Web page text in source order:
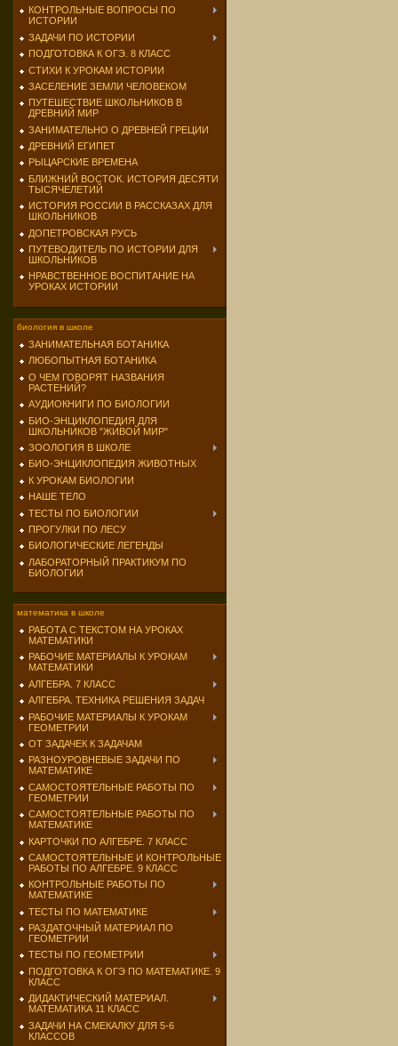
КОНТРОЛЬНЫЕ ВОПРОСЫ ПО
ИСТОРИИ
ЗАДАЧИ ПО ИСТОРИИ
ПОДГОТОВКА К ОГЭ. 8 КЛАСС
СТИХИ К УРОКАМ ИСТОРИИ
ЗАСЕЛЕНИЕ ЗЕМЛИ ЧЕЛОВЕКОМ
ПУТЕШЕСТВИЕ ШКОЛЬНИКОВ В
ДРЕВНИЙ МИР
ЗАНИМАТЕЛЬНО О ДРЕВНЕЙ ГРЕЦИИ
ДРЕВНИЙ ЕГИПЕТ
РЫЦАРСКИЕ ВРЕМЕНА
БЛИЖНИЙ ВОСТОК. ИСТОРИЯ ДЕСЯТИ
ТЫСЯЧЕЛЕТИЙ
ИСТОРИЯ РОССИИ В РАССКАЗАХ ДЛЯ
ШКОЛЬНИКОВ
ДОПЕТРОВСКАЯ РУСЬ
ПУТЕВОДИТЕЛЬ ПО ИСТОРИИ ДЛЯ
ШКОЛЬНИКОВ
НРАВСТВЕННОЕ ВОСПИТАНИЕ НА
УРОКАХ ИСТОРИИ
биология в школе
ЗАНИМАТЕЛЬНАЯ БОТАНИКА
ЛЮБОПЫТНАЯ БОТАНИКА
О ЧЕМ ГОВОРЯТ НАЗВАНИЯ
РАСТЕНИЙ?
АУДИОКНИГИ ПО БИОЛОГИИ
БИО-ЭНЦИКЛОПЕДИЯ ДЛЯ
ШКОЛЬНИКОВ "ЖИВОЙ МИР"
ЗООЛОГИЯ В ШКОЛЕ
БИО-ЭНЦИКЛОПЕДИЯ ЖИВОТНЫХ
К УРОКАМ БИОЛОГИИ
НАШЕ ТЕЛО
ТЕСТЫ ПО БИОЛОГИИ
ПРОГУЛКИ ПО ЛЕСУ
БИОЛОГИЧЕСКИЕ ЛЕГЕНДЫ
ЛАБОРАТОРНЫЙ ПРАКТИКУМ ПО
БИОЛОГИИ
математика в школе
РАБОТА С ТЕКСТОМ НА УРОКАХ
МАТЕМАТИКИ
РАБОЧИЕ МАТЕРИАЛЫ К УРОКАМ
МАТЕМАТИКИ
АЛГЕБРА. 7 КЛАСС
АЛГЕБРА. ТЕХНИКА РЕШЕНИЯ ЗАДАЧ
РАБОЧИЕ МАТЕРИАЛЫ К УРОКАМ
ГЕОМЕТРИИ
ОТ ЗАДАЧЕК К ЗАДАЧАМ
РАЗНОУРОВНЕВЫЕ ЗАДАЧИ ПО
МАТЕМАТИКЕ
САМОСТОЯТЕЛЬНЫЕ РАБОТЫ ПО
ГЕОМЕТРИИ
САМОСТОЯТЕЛЬНЫЕ РАБОТЫ ПО
МАТЕМАТИКЕ
КАРТОЧКИ ПО АЛГЕБРЕ. 7 КЛАСС
САМОСТОЯТЕЛЬНЫЕ И КОНТРОЛЬНЫЕ
РАБОТЫ ПО АЛГЕБРЕ. 9 КЛАСС
КОНТРОЛЬНЫЕ РАБОТЫ ПО
МАТЕМАТИКЕ
ТЕСТЫ ПО МАТЕМАТИКЕ
РАЗДАТОЧНЫЙ МАТЕРИАЛ ПО
ГЕОМЕТРИИ
ТЕСТЫ ПО ГЕОМЕТРИИ
ПОДГОТОВКА К ОГЭ ПО МАТЕМАТИКЕ. 9
КЛАСС
ДИДАКТИЧЕСКИЙ МАТЕРИАЛ.
МАТЕМАТИКА 11 КЛАСС
ЗАДАЧИ НА СМЕКАЛКУ ДЛЯ 5-6
КЛАССОВ